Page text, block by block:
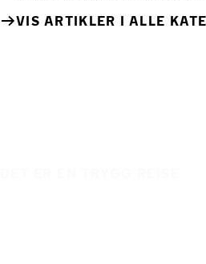
VIS ARTIKLER I ALLE